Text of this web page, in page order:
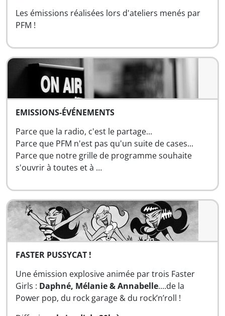
Les émissions réalisées lors d'ateliers menés par
PFM !
EMISSIONS-ÉVÉNEMENTS
Parce que la radio, c'est le partage...
Parce que PFM n'est pas qu'un suite de cases...
Parce que notre grille de programme souhaite
s'ouvrir à toutes et à …
FASTER PUSSYCAT !
Une émission explosive animée par trois Faster
Girls : Daphné, Mélanie & Annabelle....de la
Power pop, du rock garage & du rock’n’roll !